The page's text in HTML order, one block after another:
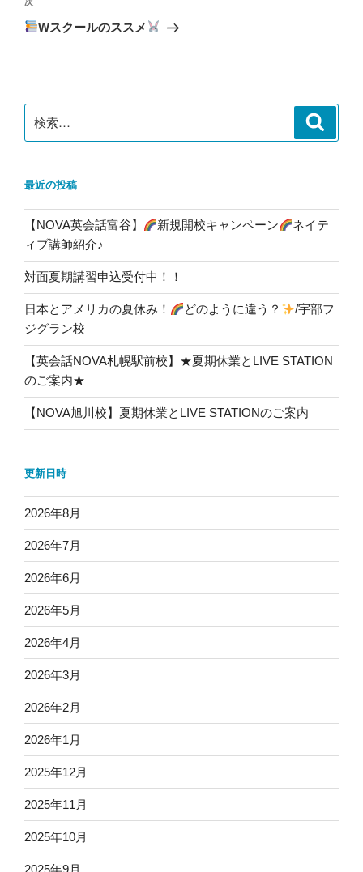
ー
次
のWスクールのススメ
索:
最近の投稿
【NOVA英会話富谷】 新規開校キャンペーン
ネイテ
ィブ講師紹介♪
対面夏期講習申込受付中！！
日本とアメリカの夏休み！ どのように違う？
/宇部フ
ジグラン校
【英会話NOVA札幌駅前校】★夏期休業とLIVE STATION
のご案内★
【NOVA旭川校】夏期休業とLIVE STATIONのご案内
更新日時
2026年8月
2026年7月
2026年6月
2026年5月
2026年4月
2026年3月
2026年2月
2026年1月
2025年12月
2025年11月
2025年10月
2025年9月